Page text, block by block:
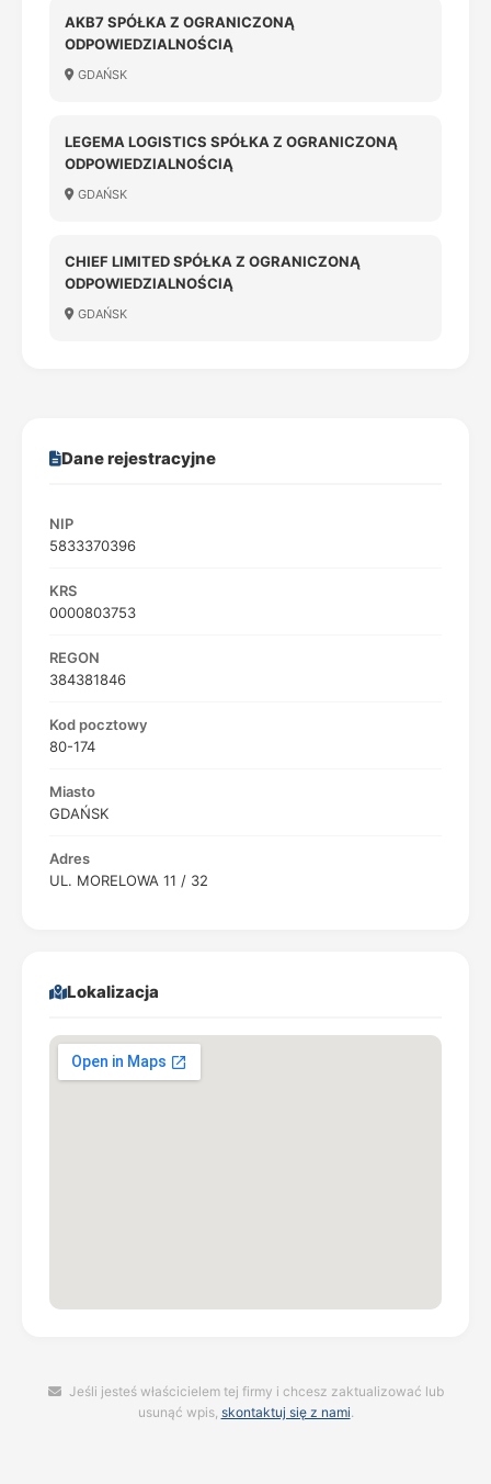
AKB7 SPÓŁKA Z OGRANICZONĄ
ODPOWIEDZIALNOŚCIĄ
GDAŃSK
LEGEMA LOGISTICS SPÓŁKA Z OGRANICZONĄ
ODPOWIEDZIALNOŚCIĄ
GDAŃSK
CHIEF LIMITED SPÓŁKA Z OGRANICZONĄ
ODPOWIEDZIALNOŚCIĄ
GDAŃSK
Dane rejestracyjne
NIP
5833370396
KRS
0000803753
REGON
384381846
Kod pocztowy
80-174
Miasto
GDAŃSK
Adres
UL. MORELOWA 11 / 32
Lokalizacja
Jeśli jesteś właścicielem tej firmy i chcesz zaktualizować lub
usunąć wpis, skontaktuj się z nami.